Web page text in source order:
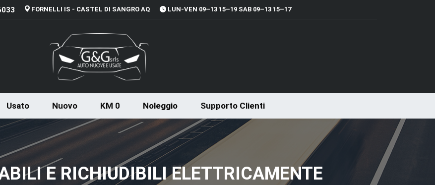
LUN-VEN 09–13 15–19 SAB 09–13 15–17
FORNELLI IS - CASTEL DI SANGRO AQ
Usato Nuovo KM 0 Noleggio Supporto Clienti
E RICHIUDIBILI ELETTRICAMENTE